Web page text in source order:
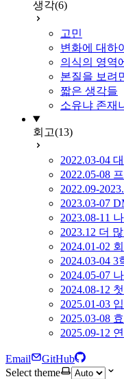
생각(6)
고민
변화에 대하
의식의 영역
본질을 보려
짧은 생각들
소유냐 존재
회고(13)
2022.03-04
2022.05-08
2022.09-
2023.03-07
2023.08-11
2023.12 더
2024.01-02
2024.03-04
2024.05-07
2024.08-12
2025.01-03
2025.03-08
2025.09-12
Email
GitHub
Select theme